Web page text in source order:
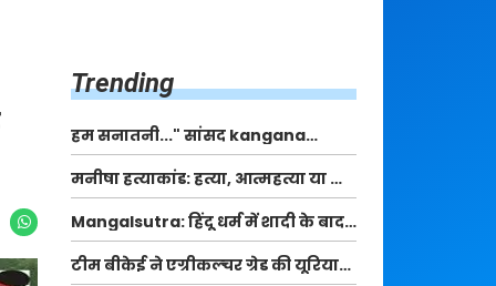
Trending
हम सनातनी..." सांसद kangana
Ranaut से क्या बोली लड़की? Viral
Jantar-Mantar | CJP protest
मनीषा हत्याकांड: हत्या, आत्महत्या या कोई बड़ा राज?
| Full Story | Josh Haryana
Mangalsutra: हिंदू धर्म में शादी के बाद
मंगलसूत्र क्यों पहनती है महिलाएं, किसने
शुरु की ये परंपरा
टीम बीकेई ने एग्रीकल्चर ग्रेड की यूरिया